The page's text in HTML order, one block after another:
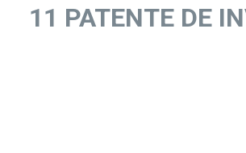
11 PATENTE DE